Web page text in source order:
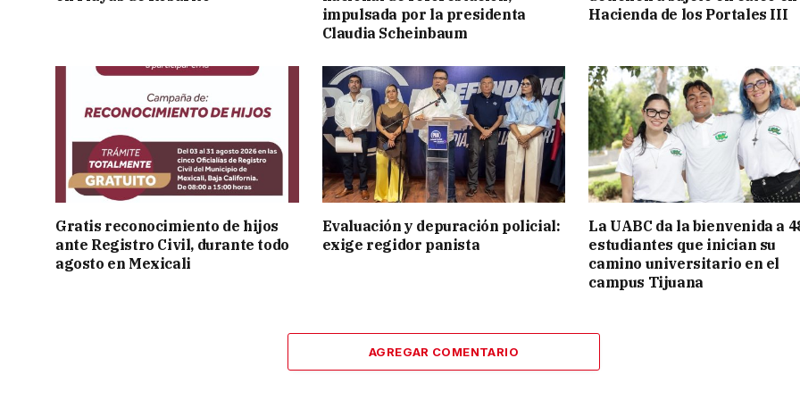
impulsada por la presidenta
Claudia Scheinbaum
Hacienda de los Portales III
Gratis reconocimiento de hijos
ante Registro Civil, durante todo
agosto en Mexicali
Evaluación y depuración policial:
exige regidor panista
La UABC da la bienvenida a
estudiantes que inician su
camino universitario en el
campus Tijuana
AGREGAR COMENTARIO